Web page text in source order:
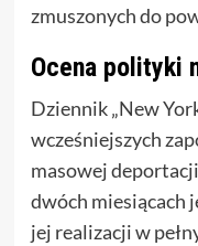
zmuszonych do
Ocena polityki
Dziennik „New
wcześniejszych
masowej
dwóch miesiącach
jej realizacji w